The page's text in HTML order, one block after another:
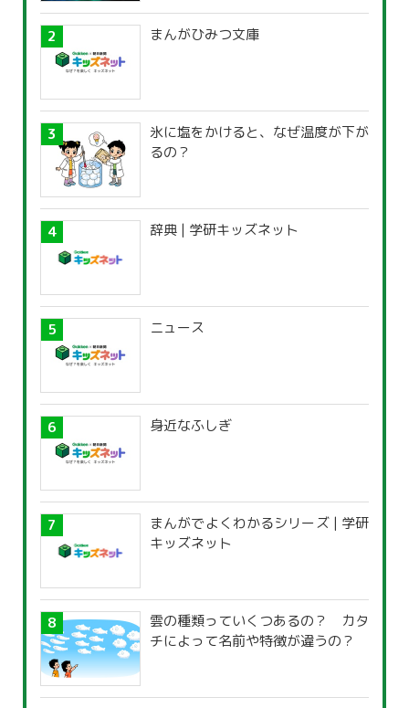
まんがひみつ文庫
氷に塩をかけると、なぜ温度が下が
るの？
辞典 | 学研キッズネット
ニュース
身近なふしぎ
まんがでよくわかるシリーズ | 学研
キッズネット
雲の種類っていくつあるの？ カタ
チによって名前や特徴が違うの？